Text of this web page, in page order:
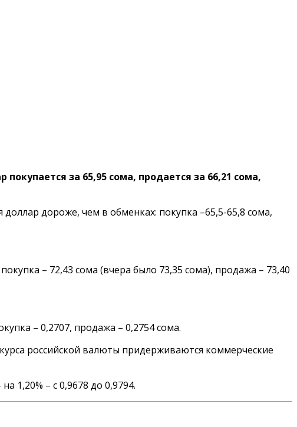
за 65,95 сома, продается за 66,21 сома,
дороже, чем в обменках: покупка –65,5-65,8 сома,
покупка – 72,43 сома (вчера было 73,35 сома), продажа – 73,40
– 0,2707, продажа – 0,2754 сома.
российской валюты придерживаются коммерческие
1,20% – с 0,9678 до 0,9794.